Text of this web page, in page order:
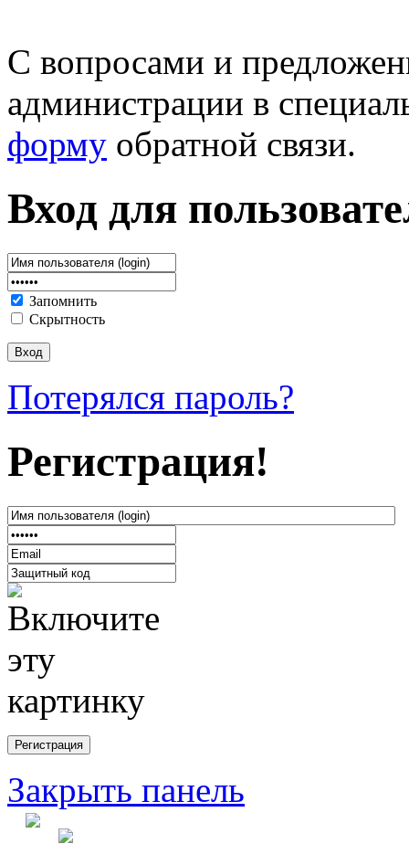
С вопросами и
администрации в
форму обратной связи.
Вход для
Запомнить
Скрытность
Потерялся пароль?
Регистрация!
Закрыть панель